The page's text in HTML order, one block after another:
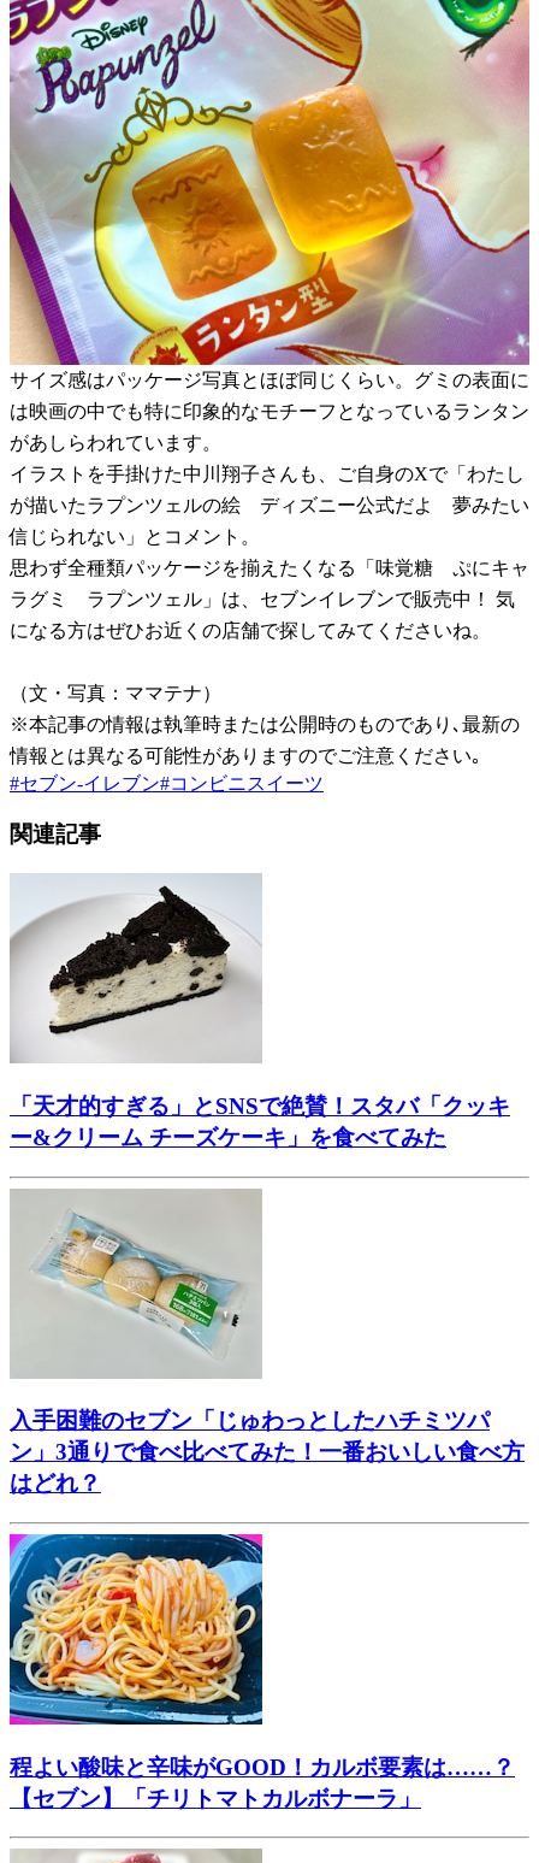
サイズ感はパッケージ写真とほぼ同じくらい。グミの表面に
は映画の中でも特に印象的なモチーフとなっているランタン
があしらわれています。
イラストを手掛けた中川翔子さんも、ご自身のXで「わたし
が描いたラプンツェルの絵 ディズニー公式だよ 夢みたい
信じられない」とコメント。
思わず全種類パッケージを揃えたくなる「味覚糖 ぷにキャ
ラグミ ラプンツェル」は、セブンイレブンで販売中！ 気
になる方はぜひお近くの店舗で探してみてくださいね。
（文・写真：ママテナ）
※本記事の情報は執筆時または公開時のものであり､最新の
情報とは異なる可能性がありますのでご注意ください｡
#セブン-イレブン#コンビニスイーツ
関連記事
「天才的すぎる」とSNSで絶賛！スタバ「クッキ
ー&クリーム チーズケーキ」を食べてみた
入手困難のセブン「じゅわっとしたハチミツパ
ン」3通りで食べ比べてみた！一番おいしい食べ方
はどれ？
程よい酸味と辛味がGOOD！カルボ要素は……？
【セブン】「チリトマトカルボナーラ」